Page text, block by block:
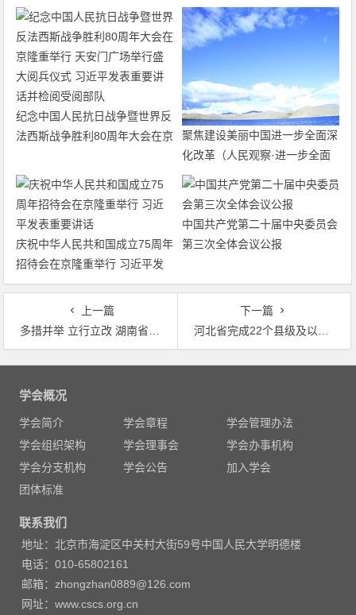
纪念中国人民抗日战争暨世界反
法西斯战争胜利80周年大会在京
阅兵仪式 习近平发表重要讲话
聚焦建设美丽中国进一步全面深
化改革（人民观察·进一步全面
深化改革的“七个聚焦”）
庆祝中华人民共和国成立75周年
招待会在京隆重举行 习近平发
表重要讲话
中国共产党第二十届中央委员会
第三次全体会议公报
上一篇
多措并举 立行立改 湖南省全面整改污染源普查清查工作
下一篇
河北省完成22个县级及以上城市集中式饮用水水源地重点问题整治
文
学会概况
学会简介 学会章程
学会管理办法
学会组织架构
学会理事会
学会办事机构
学会分支机构
学会公告
加入学会
团体标准
联系我们
地址：北京市海淀区中关村大街59号中国人民大学明德楼
电话：010-65802161
邮箱：zhongzhan0889@126.com
网址：www.cscs.org.cn